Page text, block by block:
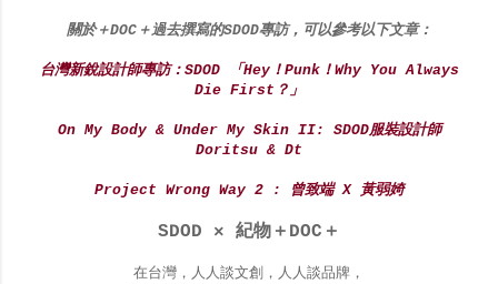
關於＋DOC＋過去撰寫的SDOD專訪，可以參考以下文章：
台灣新銳設計師專訪：SDOD 「Hey！Punk！Why You Always
Die First？」
On My Body & Under My Skin II: SDOD服裝設計師
Doritsu & Dt
Project Wrong Way 2 : 曾致端 X 黃弱婍
SDOD × 紀物＋DOC＋
在台灣，人人談文創，人人談品牌，